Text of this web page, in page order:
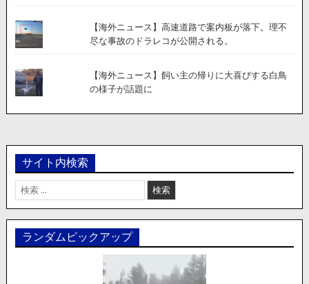
【海外ニュース】高速道路で案内板が落下。理不
尽な事故のドラレコが公開される。
【海外ニュース】飼い主の帰りに大喜びする白鳥
の様子が話題に
サイト内検索
検
索:
ランダムピックアップ